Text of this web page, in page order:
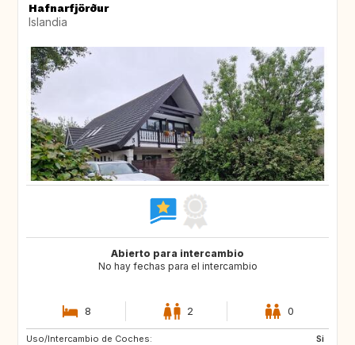
Hafnarfjörður
Islandia
Abierto para intercambio
No hay fechas para el intercambio
8 2 0
Uso/Intercambio de Coches:
Si
FR